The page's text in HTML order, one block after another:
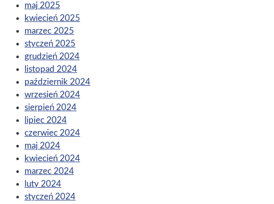
maj 2025
kwiecień 2025
marzec 2025
styczeń 2025
grudzień 2024
listopad 2024
październik 2024
wrzesień 2024
sierpień 2024
lipiec 2024
czerwiec 2024
maj 2024
kwiecień 2024
marzec 2024
luty 2024
styczeń 2024